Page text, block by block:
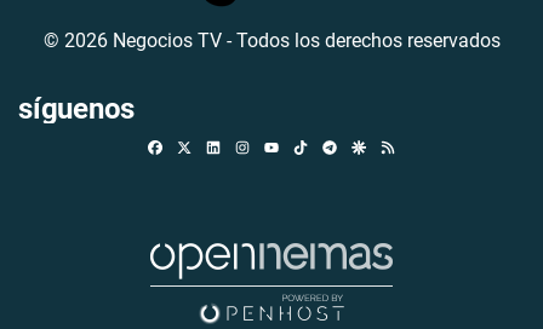
© 2026 Negocios TV - Todos los derechos reservados
síguenos
FacebookLinkedinInstagramTikTokTelegramGoogle Discover